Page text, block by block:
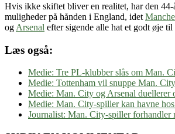
Hvis ikke skiftet bliver en realitet, har den
muligheder på hånden i England, idet
og Arsenal efter sigende alle hat et godt øje til
Læs også:
Medie: Tre PL-klubber slås om Man.
Medie: Tottenham vil snuppe Man.
Medie: Man. City og Arsenal duellerer
Medie: Man. City-spiller kan havne
Journalist: Man. City-spiller forhandler